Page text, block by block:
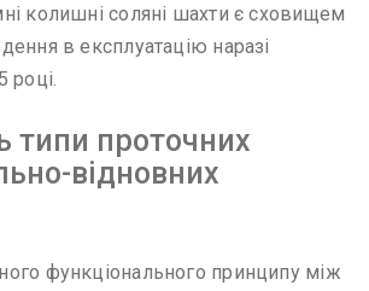
колишні соляні шахти є сховищем
в експлуатацію наразі
році.
типи проточних
відновних
функціонального принципу між